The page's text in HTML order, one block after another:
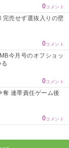
0コメント
完売せず選抜入りの壁
0コメント
今月号のオフショッ
0コメント
連帯責任ゲーム後
0コメント